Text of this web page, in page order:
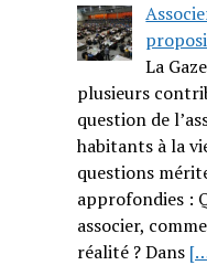
La
plusieurs
question de
habitants à la
questions
approfondies :
associer,
réalité ? Dans